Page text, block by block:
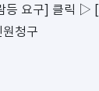
요구] 클릭 ▷
청구